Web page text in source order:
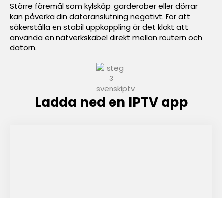
Större föremål som kylskåp, garderober eller dörrar
kan påverka din datoranslutning negativt. För att
säkerställa en stabil uppkoppling är det klokt att
använda en nätverkskabel direkt mellan routern och
datorn.
Ladda ned en IPTV app